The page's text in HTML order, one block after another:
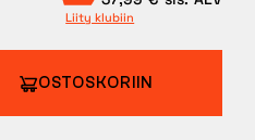
Liity klubiin
OSTOSKORIIN